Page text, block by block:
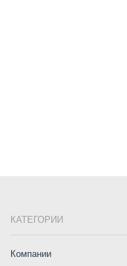
КАТЕГОРИИ
Компании